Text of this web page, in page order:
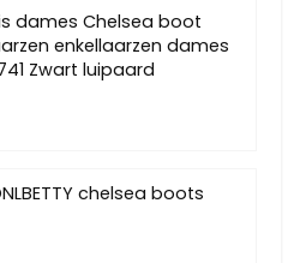
dames Chelsea boot
enkellaarzen dames
Zwart luipaard
chelsea boots